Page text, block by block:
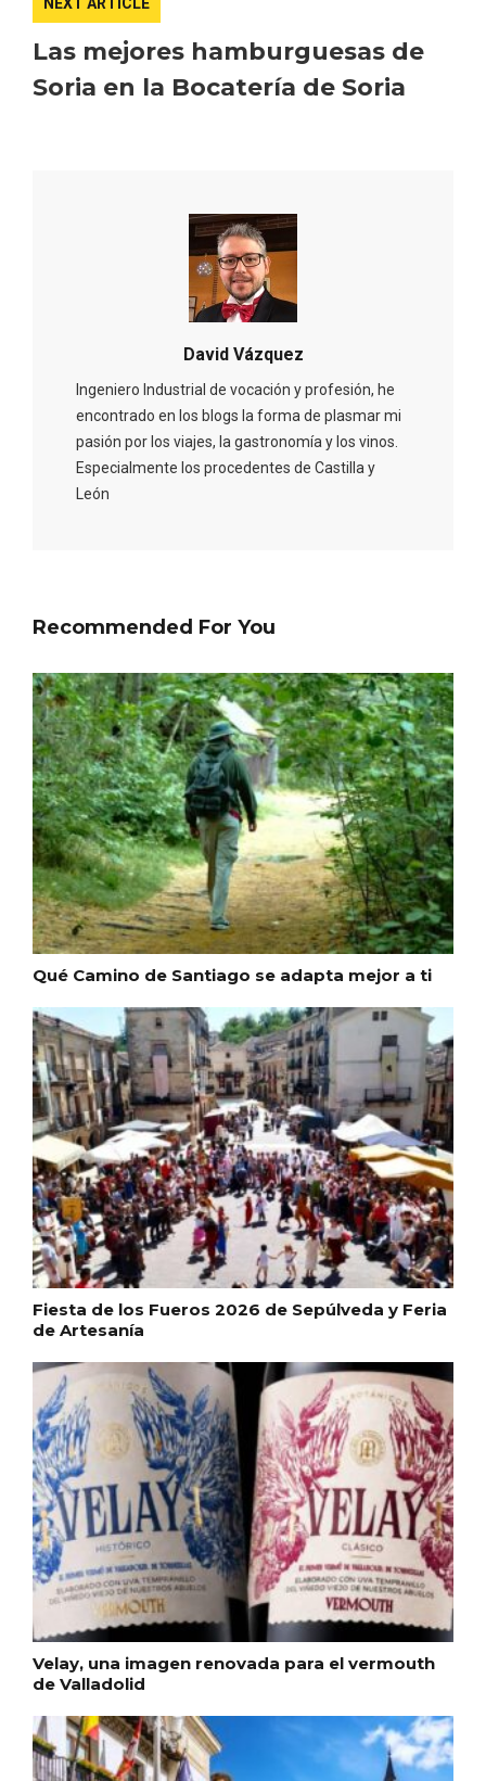
NEXT ARTICLE
Las mejores hamburguesas de
Soria en la Bocatería de Soria
David Vázquez
Ingeniero Industrial de vocación y profesión, he
encontrado en los blogs la forma de plasmar mi
pasión por los viajes, la gastronomía y los vinos.
Especialmente los procedentes de Castilla y
León
Recommended For You
Qué Camino de Santiago se adapta mejor a ti
Fiesta de los Fueros 2026 de Sepúlveda y Feria
de Artesanía
Velay, una imagen renovada para el vermouth
de Valladolid
IGP Morcilla de Burgos triunfó en el
Salón Gourmet 2026
Disfrutar de la Semana Santa en Rueda
en 2026
Semana Santa en la Ribera del Duero
2026